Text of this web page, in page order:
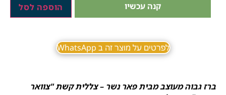
קנה עכשיו הוספה לסל
לפרטים על מוצר זה ב WhatsApp
ברז גבוה מעוצב מבית פאר נשר – צללית קשת "צוואר